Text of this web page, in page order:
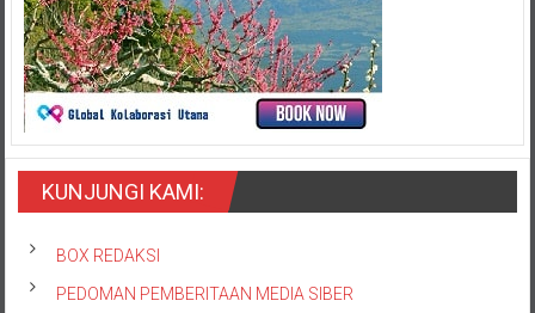
KUNJUNGI KAMI:
BOX REDAKSI
PEDOMAN PEMBERITAAN MEDIA SIBER